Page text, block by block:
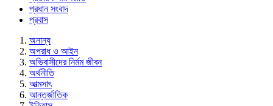
প্রধান সংবাদ
প্রবাস
অনান্য
অপরাধ ও আইন
অভিবাসীদের নির্মম জীবন
অর্থনীতি
আত্মসাৎ
আন্তর্জাতিক